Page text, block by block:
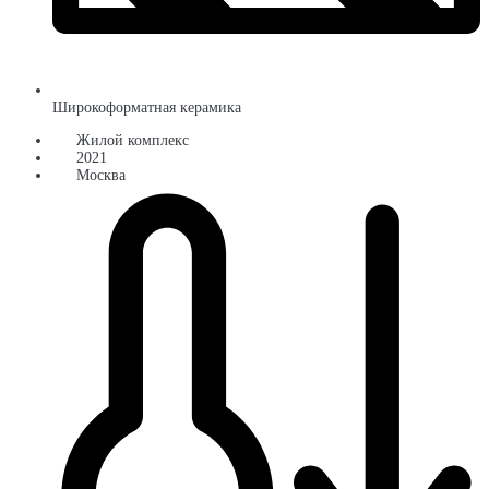
Широкоформатная керамика
Жилой комплекс
2021
Москва